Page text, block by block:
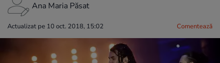
Ana Maria Păsat
Actualizat pe 10 oct. 2018, 15:02 Comentează